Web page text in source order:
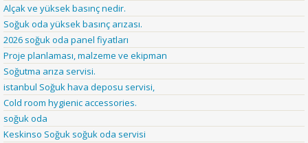
Alçak ve yüksek basınç nedir.
Soğuk oda yüksek basınç arızası.
2026 soğuk oda panel fiyatları
Proje planlaması, malzeme ve ekipman
Soğutma arıza servisi.
istanbul Soğuk hava deposu servisi,
Cold room hygienic accessories.
soğuk oda
Keskinso Soğuk soğuk oda servisi